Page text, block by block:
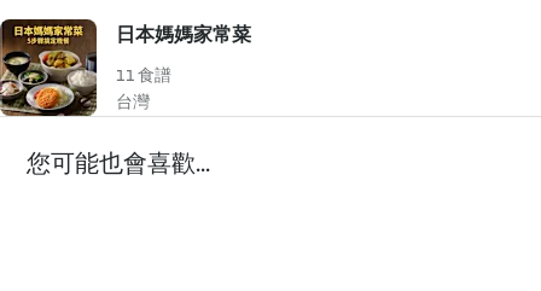
日本媽媽家常菜
11 食譜
台灣
您可能也會喜歡...